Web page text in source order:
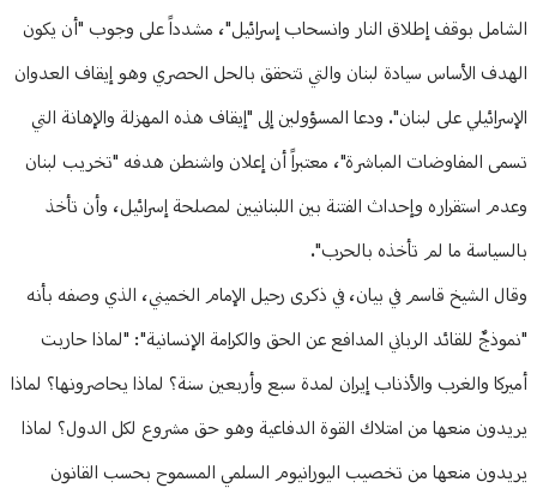
الشامل بوقف إطلاق النار وانسحاب إسرائيل"، مشدداً على وجوب "أن يكون
الهدف الأساس سيادة لبنان والتي تتحقق بالحل الحصري وهو إيقاف العدوان
الإسرائيلي على لبنان". ودعا المسؤولين إلى "إيقاف هذه المهزلة والإهانة التي
تسمى المفاوضات المباشرة"، معتبراً أن إعلان واشنطن هدفه "تخريب لبنان
وعدم استقراره وإحداث الفتنة بين اللبنانيين لمصلحة إسرائيل، وأن تأخذ
بالسياسة ما لم تأخذه بالحرب".
وقال الشيخ قاسم في بيان، في ذكرى رحيل الإمام الخميني، الذي وصفه بأنه
"نموذجٌ للقائد الرباني المدافع عن الحق والكرامة الإنسانية": "لماذا حاربت
أميركا والغرب والأذناب إيران لمدة سبع وأربعين سنة؟ لماذا يحاصرونها؟ لماذا
يريدون منعها من امتلاك القوة الدفاعية وهو حق مشروع لكل الدول؟ لماذا
يريدون منعها من تخصيب اليورانيوم السلمي المسموح بحسب القانون